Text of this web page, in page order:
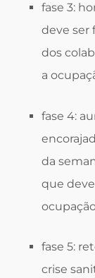
fase 3:
deve ser
dos
a
fase 4:
da
que
fase 5:
crise